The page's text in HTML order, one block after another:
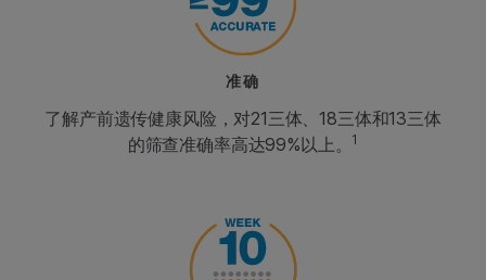
准确
了解产前遗传健康风险，对21三体、18三体和13三体
的筛查准确率高达99%以上。
1